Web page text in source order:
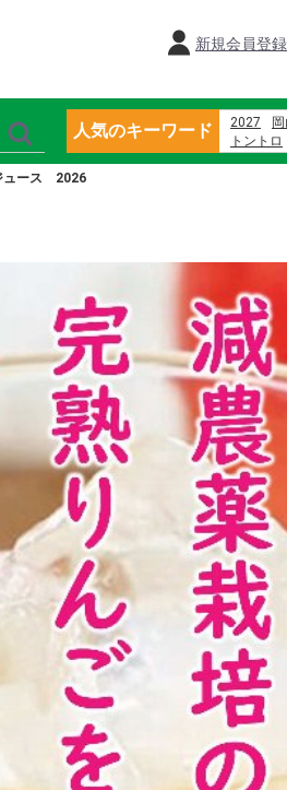
新規会員登録
人気のキーワード 2027
トントロ
ュース 2026